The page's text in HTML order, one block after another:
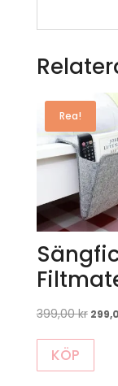
Rea!
399,00kr Det
var:
KÖP